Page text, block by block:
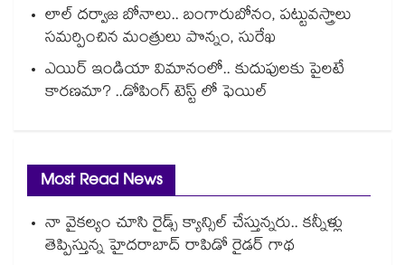
లాల్ దర్వాజ బోనాలు.. బంగారుబోనం, పట్టువస్త్రాలు
సమర్పించిన మంత్రులు పొన్నం, సురేఖ
ఎయిర్ ఇండియా విమానంలో.. కుదుపులకు పైలటే
కారణమా? ..డోపింగ్ టెస్ట్ లో ఫెయిల్
Most Read News
నా వైకల్యం చూసి రైడ్స్ క్యాన్సిల్ చేస్తున్నరు.. కన్నీళ్లు
తెప్పిస్తున్న హైదరాబాద్ రాపిడో రైడర్ గాథ